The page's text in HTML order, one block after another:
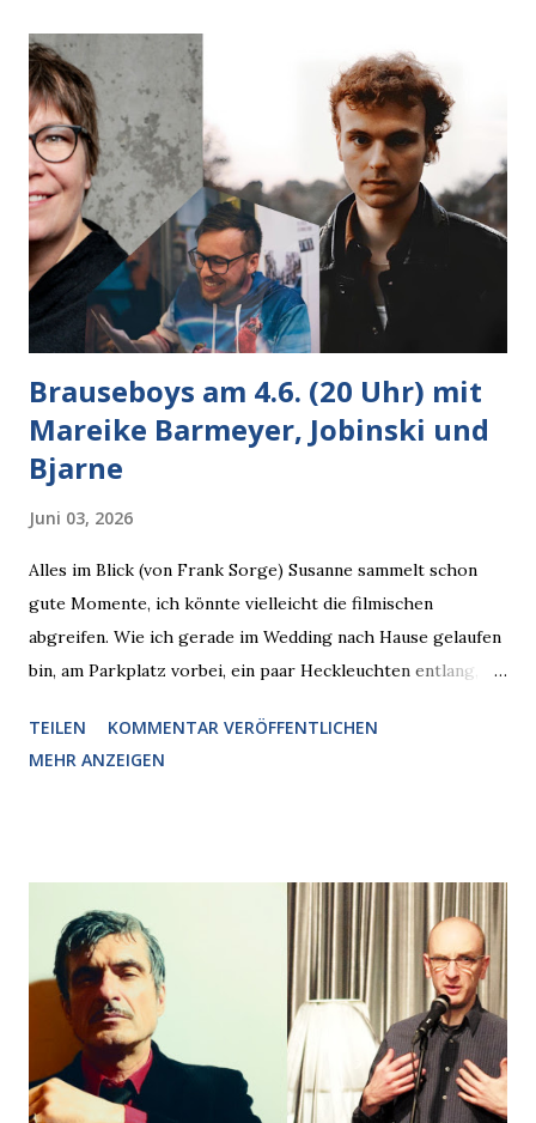
Brauseboys am 4.6. (20 Uhr) mit
Mareike Barmeyer, Jobinski und
Bjarne
Juni 03, 2026
Alles im Blick (von Frank Sorge) Susanne sammelt schon
gute Momente, ich könnte vielleicht die filmischen
abgreifen. Wie ich gerade im Wedding nach Hause gelaufen
bin, am Parkplatz vorbei, ein paar Heckleuchten entlang, als
den Blick kam, mit verlockend frisch leuchtenden
Pizzastücken. Von links pirschte sich eine Krähe an das
Krähe und ihn an, er die Krähe und mich, wir lächelten
gleichzeitig amüsiert. “Vorsicht!”, sagte ich zu ihm, “im
Wedding muss man immer aufpassen!” “Mach ich!”,
bestätigte der freundliche Nachbar, "Hab alles im Blick!”
Wir fixierten die ertappte Krähe, die sich zurückzog.
Heute ging sie leer aus, Abspann, Ende. Die Brauseboys am
Donnerstag, 4.6. (20 Uhr) Mit Mareike Barmeyer , Jobinski
TEILEN
KOMMENTAR VERÖFFENTLICHEN
MEHR ANZEIGEN